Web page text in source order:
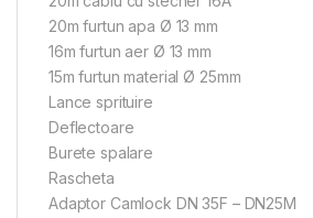
20m furtun apa Ø 13 mm
16m furtun aer Ø 13 mm
15m furtun material Ø 25mm
Lance sprituire
Deflectoare
Burete spalare
Rascheta
Adaptor Camlock DN 35F – DN25M